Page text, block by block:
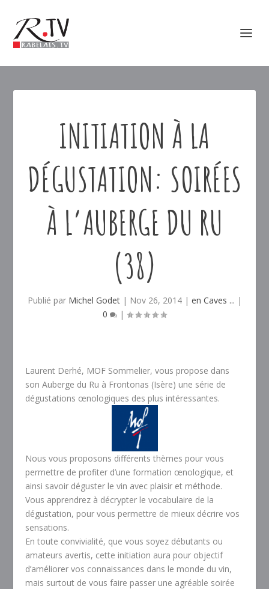
INITIATION À LA
DÉGUSTATION: SOIRÉES
À L’AUBERGE DU RU
(38)
Publié par Michel Godet| Nov 26, 2014| en Caves ... |
0
|
Laurent Derhé, MOF Sommelier, vous propose dans
son Auberge du Ru à Frontonas (Isère) une série de
dégustations œnologiques des plus intéressantes.
Nous vous proposons différents thèmes pour vous
permettre de profiter d’une formation œnologique, et
ainsi savoir déguster le vin avec plaisir et méthode.
Vous apprendrez à décrypter le vocabulaire de la
dégustation, pour vous permettre de mieux décrire vos
sensations.
En toute convivialité, que vous soyez débutants ou
amateurs avertis, cette initiation aura pour objectif
d’améliorer vos connaissances dans le monde du vin,
mais surtout de vous faire passer une agréable soirée